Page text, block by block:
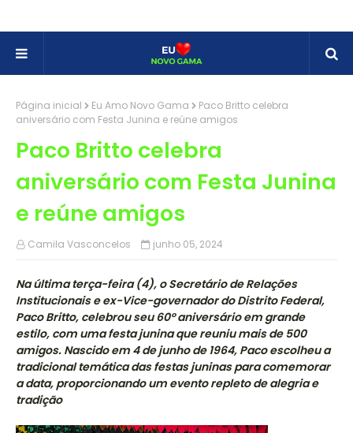
Página inicial Eu Amo Novo Gama
Paco Britto celebra
aniversário com Festa Junina e reúne amigos
Paco Britto celebra
aniversário com Festa Junina
e reúne amigos
Camila Vasconcelos junho 05, 2024
Na última terça-feira (4), o Secretário de Relações
Institucionais e ex-Vice-governador do Distrito Federal,
Paco Britto, celebrou seu 60º aniversário em grande
estilo, com uma festa junina que reuniu mais de 500
amigos. Nascido em 4 de junho de 1964, Paco escolheu a
tradicional temática das festas juninas para comemorar
a data, proporcionando um evento repleto de alegria e
tradição